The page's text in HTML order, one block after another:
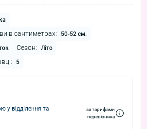
в сантиметрах: 50-52 см.
Сезон: Літо
5
у відділення та
за тарифами
перевізника